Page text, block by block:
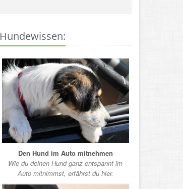
Hundewissen:
Den Hund im Auto mitnehmen
Wie du deinen Hund ganz entspannt im
Auto mitnimmst, erfährst du hier.